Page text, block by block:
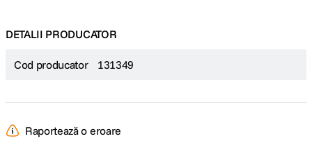
DETALII PRODUCATOR
Cod producator 131349
Raportează o eroare